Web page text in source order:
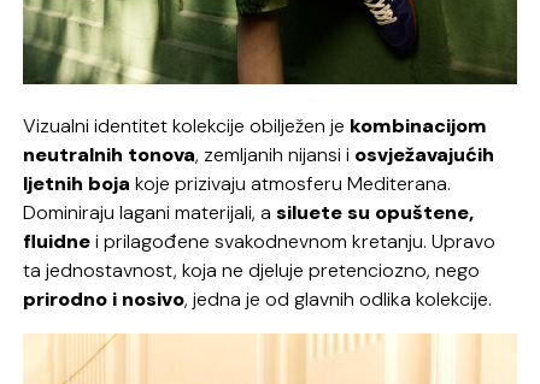
Vizualni identitet kolekcije obilježen je kombinacijom
neutralnih tonova, zemljanih nijansi i osvježavajućih
ljetnih boja koje prizivaju atmosferu Mediterana.
Dominiraju lagani materijali, asiluete su opuštene,
fluidnei prilagođene svakodnevnom kretanju. Upravo
ta jednostavnost, koja ne djeluje pretenciozno, nego
prirodno i nosivo, jedna je od glavnih odlika kolekcije.